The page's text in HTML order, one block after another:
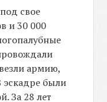
свое
и 30 000
армию,
эскадре были
За 28 лет